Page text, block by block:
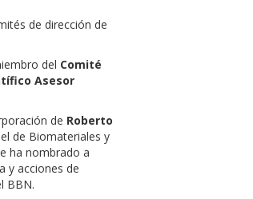
de dirección de
del Comité
Asesor
de Roberto
de Biomateriales y
ha nombrado a
y acciones de
BBN.